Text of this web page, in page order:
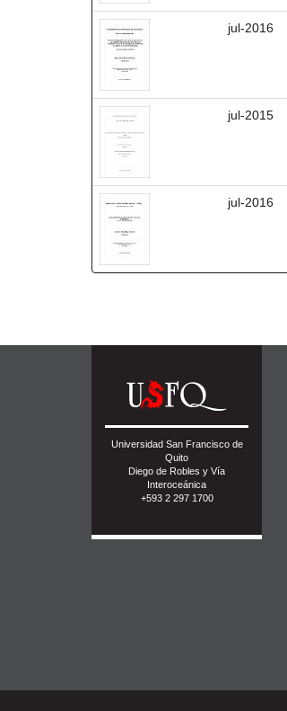
jul-2016
jul-2015
jul-2016
Universidad San Francisco de
Quito
Diego de Robles y Vía
Interoceánica
+593 2 297 1700